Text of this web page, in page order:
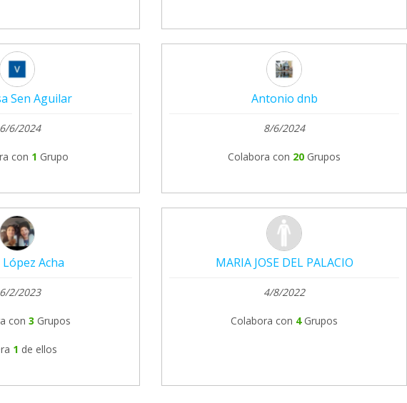
Sen Aguilar
6/2024
con 1 Grupo
Antonio dnb
8/6/2024
Colabora con 20 Grupos
Acha
2/2023
con 3 Grupos
1 de ellos
MARIA JOSE DEL PALACIO
4/8/2022
Colabora con 4 Grupos